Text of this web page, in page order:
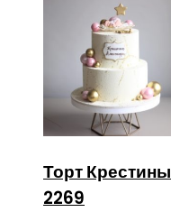
Торт Крестины
2269